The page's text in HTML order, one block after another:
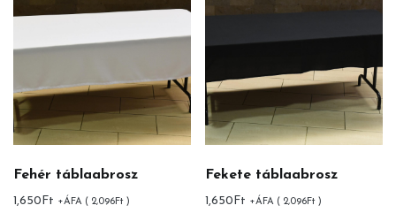
Fehér táblaabrosz
1,650 Ft +ÁFA ( 2,096Ft )
Fekete táblaabrosz
1,650 Ft +ÁFA ( 2,096Ft )